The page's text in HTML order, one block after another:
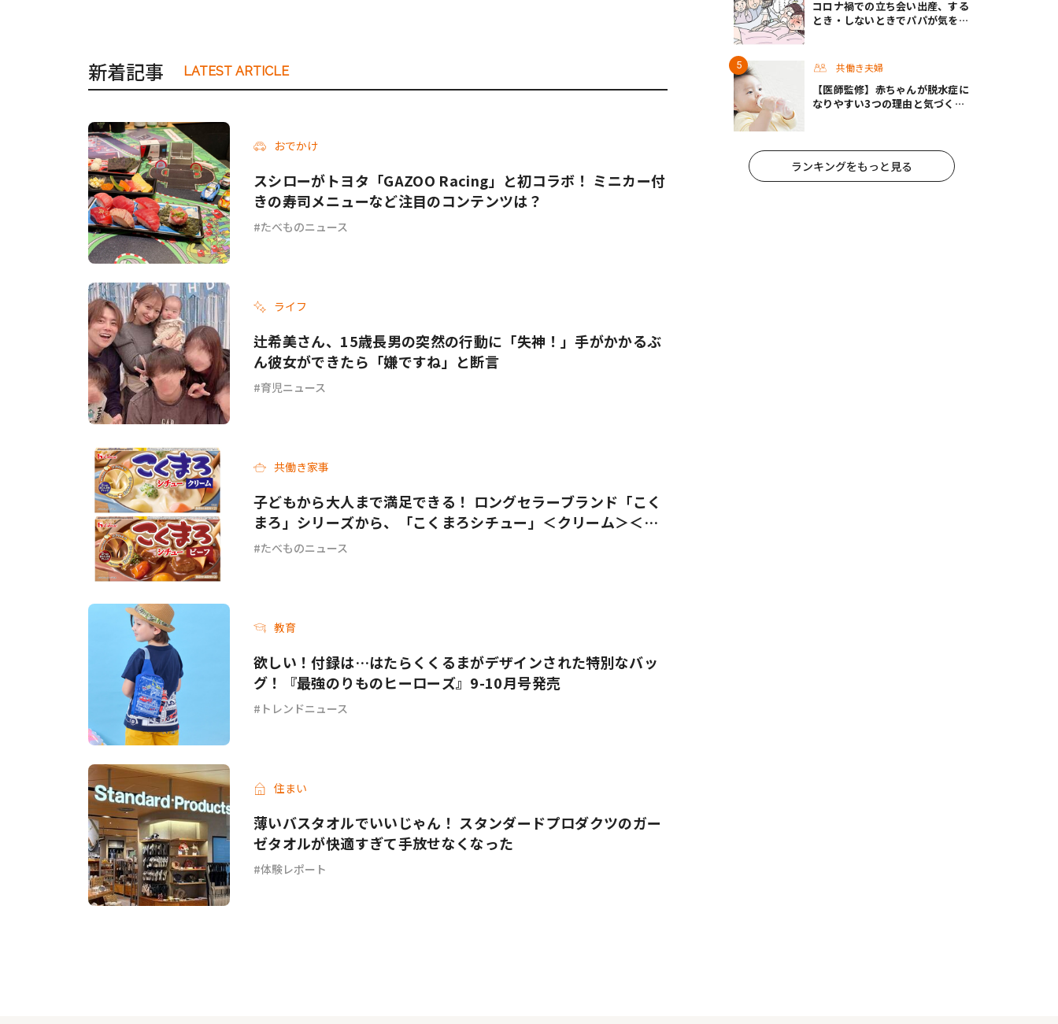
新着記事 LATEST ARTICLE
おでかけ
スシローがトヨタ「GAZOO Racing」と初コラボ！ ミニカー付
きの寿司メニューなど注目のコンテンツは？
たべものニュース
ライフ
辻希美さん、15歳長男の突然の行動に「失神！」手がかかるぶ
ん彼女ができたら「嫌ですね」と断言
育児ニュース
共働き家事
子どもから大人まで満足できる！ ロングセラーブランド「こく
まろ」シリーズから、「こくまろシチュー」＜クリーム＞＜ビ
ーフ＞が新発売
たべものニュース
教育
欲しい！付録は…はたらくくるまがデザインされた特別なバッ
グ！『最強のりものヒーローズ』9-10月号発売
トレンドニュース
住まい
薄いバスタオルでいいじゃん！ スタンダードプロダクツのガー
ゼタオルが快適すぎて手放せなくなった
体験レポート
コロナ禍での立ち会い出産、する
とき・しないときでパパが気をつ
共働き夫婦
【医師監修】赤ちゃんが脱水症に
なりやすい3つの理由と気づくポ
ランキングをもっと見る